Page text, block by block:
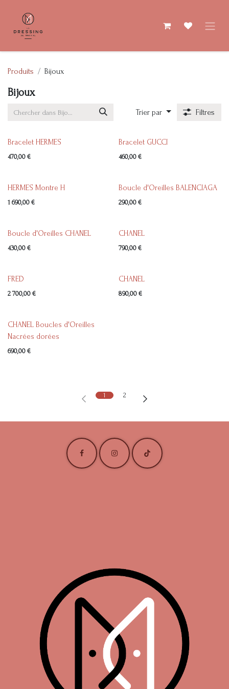
Produits Bijoux
Bijoux
Trier par Filtres
Bracelet HERMES
470,00 €
Bracelet GUCCI
460,00€
HERMES Montre H
1 690,00 €
Boucle d'Oreilles BALENCIAGA
290,00€
Boucle d'Oreilles CHANEL
430,00 €
CHANEL
790,00€
FRED
2 700,00 €
CHANEL
890,00€
CHANEL Boucles d'Oreilles
Nacrées dorées
690,00 €
1 2